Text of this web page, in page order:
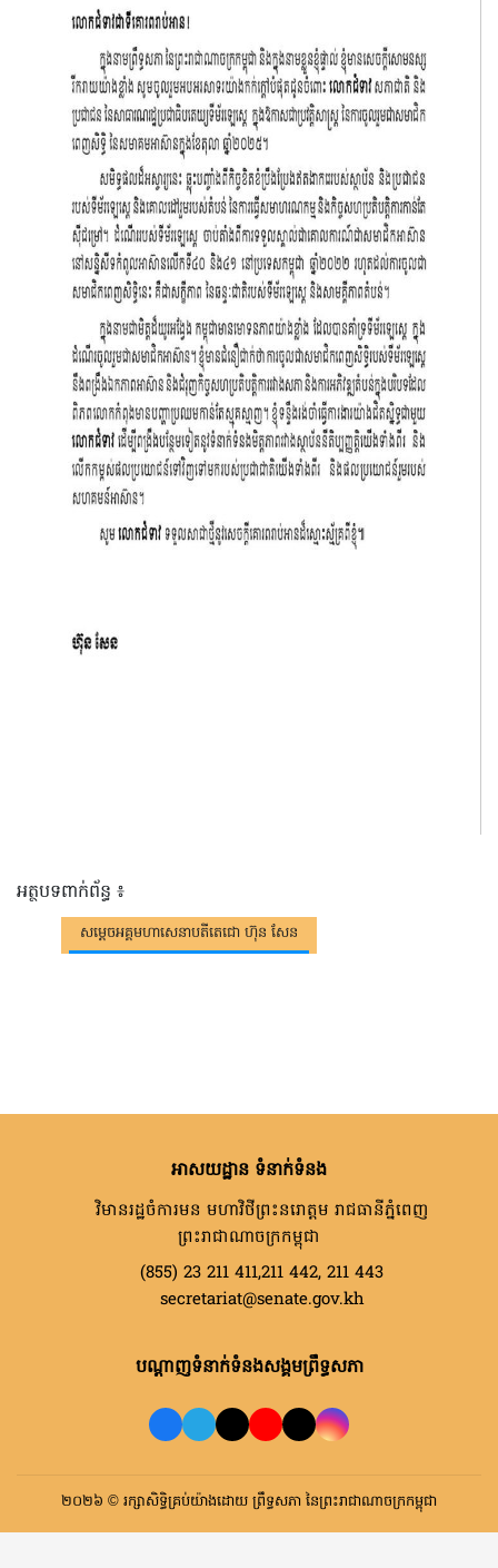
អត្ថបទពាក់ព័ន្ធ ៖
សម្តេចអគ្គមហាសេនាបតីតេជោ ហ៊ុន សែន
អាសយដ្ឋាន ទំនាក់ទំនង
វិមានរដ្ឋចំការមន មហាវិថីព្រះនរោត្តម រាជធានីភ្នំពេញ
ព្រះរាជាណាចក្រកម្ពុជា
(855) 23 211 411,211 442, 211 443
secretariat@senate.gov.kh
បណ្តាញទំនាក់ទំនងសង្គមព្រឹទ្ធសភា
២០២៦ © រក្សាសិទ្ធិគ្រប់យ៉ាងដោយ ព្រឹទ្ធសភា នៃព្រះរាជាណាចក្រកម្ពុជា